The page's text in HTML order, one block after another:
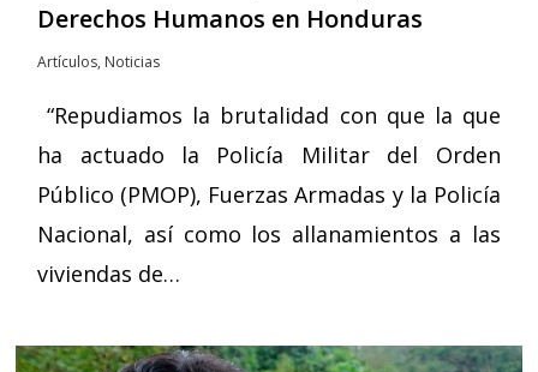
Derechos Humanos en Honduras
Artículos, Noticias
“Repudiamos la brutalidad con que la que
ha actuado la Policía Militar del Orden
Público (PMOP), Fuerzas Armadas y la Policía
Nacional, así como los allanamientos a las
viviendas de…